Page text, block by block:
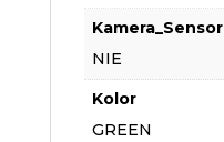
Kamera_Sensor
NIE
Kolor
GREEN